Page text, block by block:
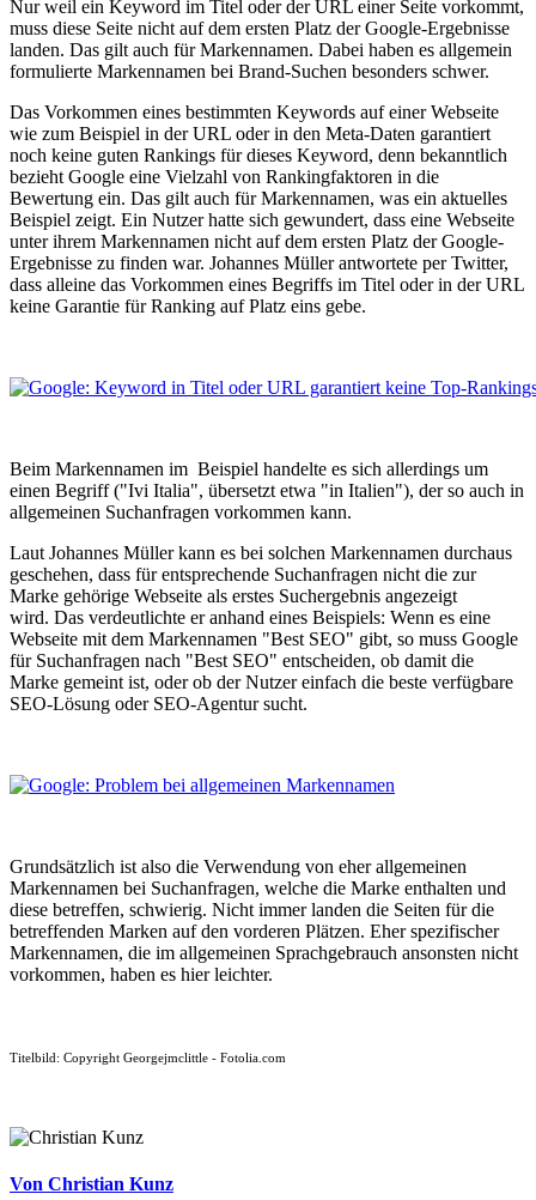
Nur weil ein Keyword im Titel oder der URL einer Seite vorkommt,
muss diese Seite nicht auf dem ersten Platz der Google-Ergebnisse
landen. Das gilt auch für Markennamen. Dabei haben es allgemein
formulierte Markennamen bei Brand-Suchen besonders schwer.
Das Vorkommen eines bestimmten Keywords auf einer Webseite
wie zum Beispiel in der URL oder in den Meta-Daten garantiert
noch keine guten Rankings für dieses Keyword, denn bekanntlich
bezieht Google eine Vielzahl von Rankingfaktoren in die
Bewertung ein. Das gilt auch für Markennamen, was ein aktuelles
Beispiel zeigt. Ein Nutzer hatte sich gewundert, dass eine Webseite
unter ihrem Markennamen nicht auf dem ersten Platz der Google-
Ergebnisse zu finden war. Johannes Müller antwortete per Twitter,
dass alleine das Vorkommen eines Begriffs im Titel oder in der URL
keine Garantie für Ranking auf Platz eins gebe.
Beim Markennamen im Beispiel handelte es sich allerdings um
einen Begriff ("Ivi Italia", übersetzt etwa "in Italien"), der so auch in
allgemeinen Suchanfragen vorkommen kann.
Laut Johannes Müller kann es bei solchen Markennamen durchaus
geschehen, dass für entsprechende Suchanfragen nicht die zur
Marke gehörige Webseite als erstes Suchergebnis angezeigt
wird. Das verdeutlichte er anhand eines Beispiels: Wenn es eine
Webseite mit dem Markennamen "Best SEO" gibt, so muss Google
für Suchanfragen nach "Best SEO" entscheiden, ob damit die
Marke gemeint ist, oder ob der Nutzer einfach die beste verfügbare
SEO-Lösung oder SEO-Agentur sucht.
Grundsätzlich ist also die Verwendung von eher allgemeinen
Markennamen bei Suchanfragen, welche die Marke enthalten und
diese betreffen, schwierig. Nicht immer landen die Seiten für die
betreffenden Marken auf den vorderen Plätzen. Eher spezifischer
Markennamen, die im allgemeinen Sprachgebrauch ansonsten nicht
vorkommen, haben es hier leichter.
Titelbild: Copyright Georgejmclittle - Fotolia.com
Von Christian Kunz